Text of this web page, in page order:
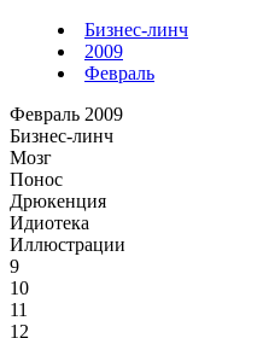
Бизнес-линч
2009
Февраль
Февраль 2009
Бизнес-линч
Мозг
Понос
Дрюкенция
Идиотека
Иллюстрации
9
10
11
12